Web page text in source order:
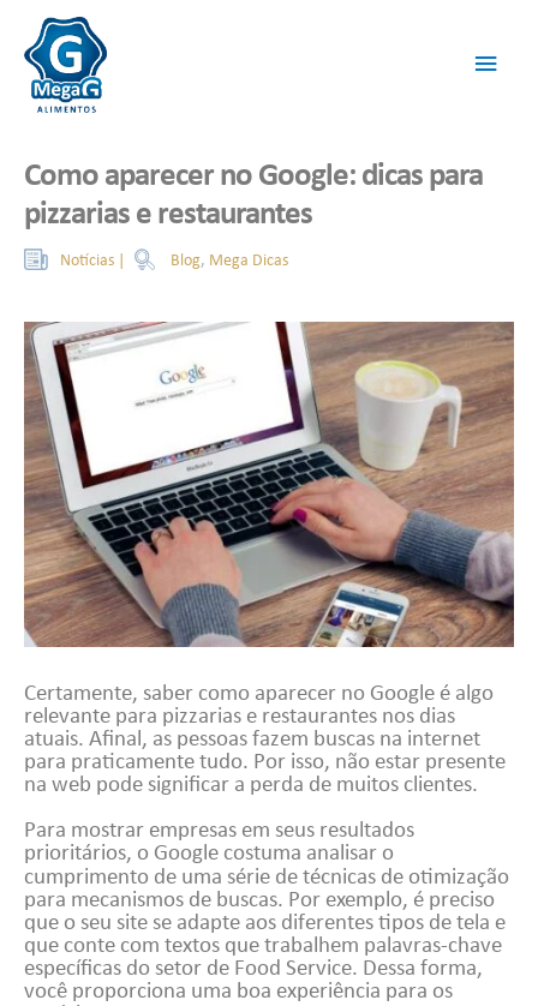
Como aparecer no Google: dicas para
pizzarias e restaurantes
Blog, Mega Dicas
Certamente, saber como aparecer no Google é algo
relevante para pizzarias e restaurantes nos dias
atuais. Afinal, as pessoas fazem buscas na internet
para praticamente tudo. Por isso, não estar presente
na web pode significar a perda de muitos clientes.
Para mostrar empresas em seus resultados
prioritários, o Google costuma analisar o
cumprimento de uma série de técnicas deotimização
para mecanismos de buscas. Por exemplo, é preciso
que o seu site se adapte aos diferentes tipos de tela e
que conte com textos que trabalhem palavras-chave
específicas do setor de Food Service. Dessa forma,
você proporciona uma boa experiência para os